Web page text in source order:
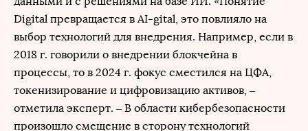
Digital превращается в AI-gital, это повлияло на
выбор технологий для внедрения. Например, если в
2018 г. говорили о внедрении блокчейна в
процессы, то в 2024 г. фокус сместился на ЦФА,
токенизирование и цифровизацию активов, ‒
отметила эксперт. ‒ В области кибербезопасности
произошло смещение в сторону технологий